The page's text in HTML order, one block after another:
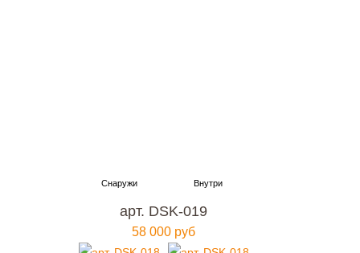
арт. DSK-019
58 000 руб